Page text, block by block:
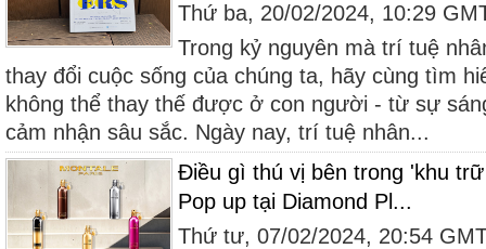
Thứ ba, 20/02/2024, 10:29
Trong kỷ nguyên mà trí tuệ
thay đổi cuộc sống của chúng ta, hãy cùng tìm
không thể thay thế được ở con người - từ sự
cảm nhận sâu sắc. Ngày nay, trí tuệ nhân...
Điều gì thú vị bên trong 'khu
Pop up tại Diamond Pl...
Thứ tư, 07/02/2024, 20:54